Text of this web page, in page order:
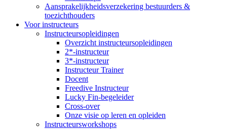
Aansprakelijkheidsverzekering bestuurders &
toezichthouders
Voor instructeurs
Instructeursopleidingen
Overzicht instructeursopleidingen
2*-instructeur
3*-instructeur
Instructeur Trainer
Docent
Freedive Instructeur
Lucky Fin-begeleider
Cross-over
Onze visie op leren en opleiden
Instructeursworkshops